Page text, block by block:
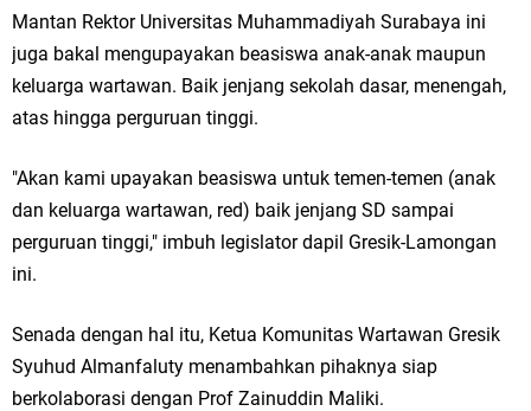
Ponpes Himmatul Khoiriyah Gelar Penyembelihan Hewan Qurban dari
RT 03 RW 01 Patra Raya Rosewood Cerme Gresik Berbenah dan
Bersolek, Siap Meriahkan HUT Ke 81 RI
Lingkungan dan Pemberdayaan Ekonomi Lokal
FOZ Jawa Timur Mantapkan Strategi Semester II 2026, Fokus pada
Mantan Rektor Universitas Muhammadiyah Surabaya ini
juga bakal mengupayakan beasiswa anak-anak maupun
keluarga wartawan. Baik jenjang sekolah dasar, menengah,
atas hingga perguruan tinggi.
"Akan kami upayakan beasiswa untuk temen-temen (anak
dan keluarga wartawan, red) baik jenjang SD sampai
perguruan tinggi," imbuh legislator dapil Gresik-Lamongan
ini.
Senada dengan hal itu, Ketua Komunitas Wartawan Gresik
Syuhud Almanfaluty menambahkan pihaknya siap
berkolaborasi dengan Prof Zainuddin Maliki.